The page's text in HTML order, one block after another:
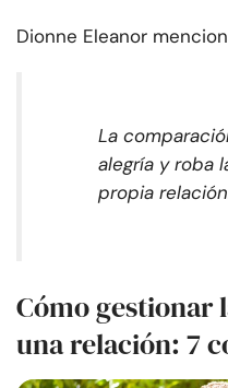
Dionne Eleanor
La
alegría y roba
propia
Cómo gestionar
una relación: 7